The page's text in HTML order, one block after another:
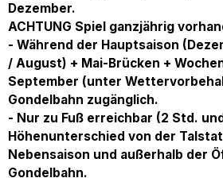
Dezember.
ACHTUNG Spiel ganzjährig
- Während der Hauptsaison
/ August) + Mai-Brücken +
September (unter
Gondelbahn zugänglich.
- Nur zu Fuß erreichbar (2 Std.
Höhenunterschied von der
Nebensaison und außerhalb der
Gondelbahn.